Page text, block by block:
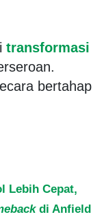
transformasi
bertahap
Lebih Cepat,
di Anfield